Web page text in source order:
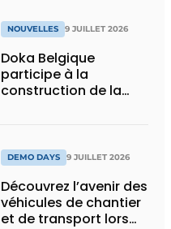
NOUVELLES 9 JUILLET 2026
Doka Belgique
participe à la
construction de la
DEMO DAYS 9 JUILLET 2026
Découvrez l’avenir des
véhicules de chantier
et de transport lors